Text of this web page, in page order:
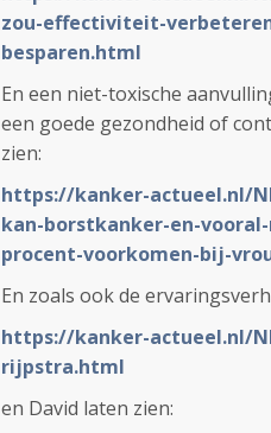
zou-effectiviteit-
besparen.html
En een niet-toxische
een goede gezondheid of
zien:
https://kanker-actueel.nl/
kan-borstkanker-en-
procent-voorkomen-bij-
En zoals ook de
https://kanker-actueel.nl/
rijpstra.html
en David laten zien: